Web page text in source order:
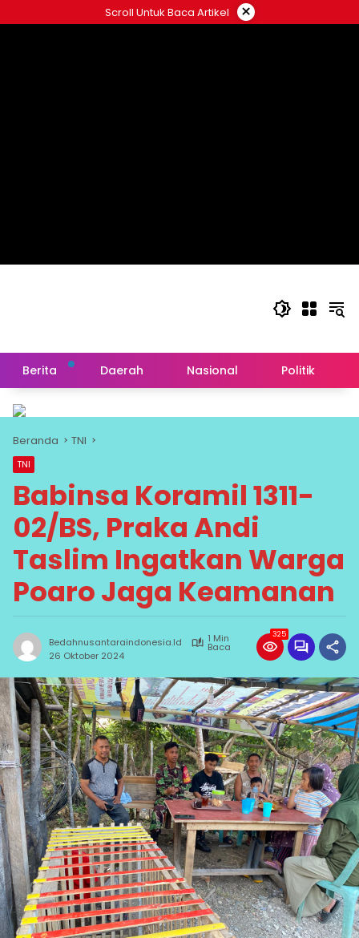
ke
Scroll Untuk Baca Artikel ×
Berita Daerah Nasional Politik
Beranda TNI
TNI
Babinsa Koramil 1311-
02/BS, Praka Andi
Taslim Ingatkan Warga
Poaro Jaga Keamanan
Bedahnusantaraindonesia.id 1 Min
Baca
26 Oktober 2024
325